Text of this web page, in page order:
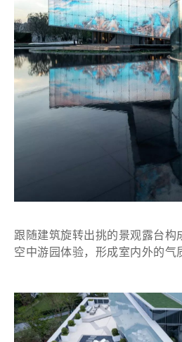
跟随建筑旋转出挑的景观露台构
空中游园体验，形成室内外的气